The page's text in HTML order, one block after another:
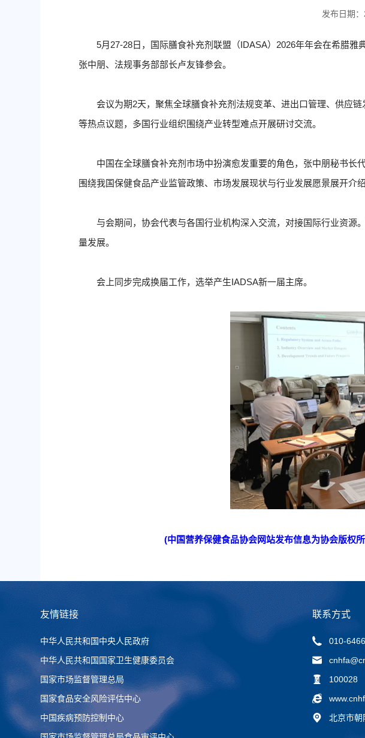
发布日期
5月27-28日，国际膳食补充剂联盟（IDASA）2026年年会在希腊
张中朋、法规事务部部长卢友锋参会。
会议为期2天，聚焦全球膳食补充剂法规变革、进出口管理、供应
等热点议题，多国行业组织围绕产业转型难点开展研讨交流。
中国在全球膳食补充剂市场中扮演愈发重要的角色，张中朋秘书长
围绕我国保健食品产业监管政策、市场发展现状与行业发展愿景展开介
与会期间，协会代表与各国行业机构深入交流，对接国际行业资
量发展。
会上同步完成换届工作，选举产生IADSA新一届主席。
(中国营养保健食品协会网站发布信息为协会版权
友情链接
中华人民共和国中央人民政府
中华人民共和国国家卫生健康委员会
国家市场监督管理总局
国家食品安全风险评估中心
中国疾病预防控制中心
联系方式
010-
100028
北京市朝